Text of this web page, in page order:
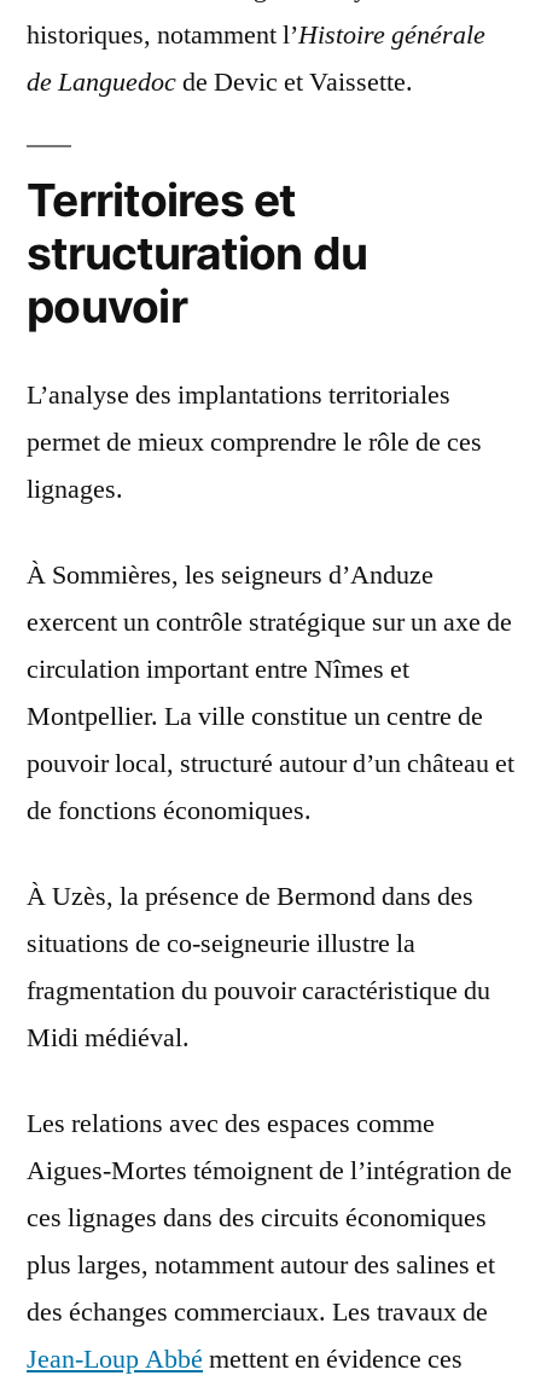
historiques, notamment l’Histoire générale
de Languedocde Devic et Vaissette.
Territoires et
structuration du
pouvoir
L’analyse des implantations territoriales
permet de mieux comprendre le rôle de ces
lignages.
À Sommières, les seigneurs d’Anduze
exercent un contrôle stratégique sur un axe de
circulation important entre Nîmes et
Montpellier. La ville constitue un centre de
pouvoir local, structuré autour d’un château et
de fonctions économiques.
À Uzès, la présence de Bermond dans des
situations de co-seigneurie illustre la
fragmentation du pouvoir caractéristique du
Midi médiéval.
Les relations avec des espaces comme
Aigues-Mortes témoignent de l’intégration de
ces lignages dans des circuits économiques
plus larges, notamment autour des salines et
des échanges commerciaux. Les travaux de
Jean-Loup Abbé mettent en évidence ces